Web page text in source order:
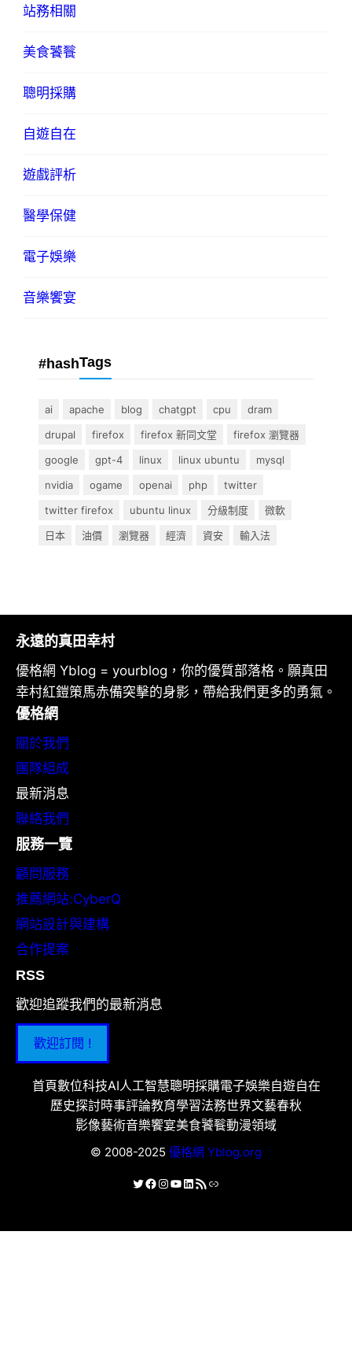
站務相關
美食饕餮
聰明採購
自遊自在
遊戲評析
醫學保健
電子娛樂
音樂饗宴
#hashTags
ai apache blog chatgpt cpu
dram
drupal
firefox firefox 新同文堂
firefox 瀏覽器
google
gpt-4 linux linux ubuntu
mysql
nvidia
ogame openai php
twitter
twitter firefox
ubuntu linux 分級制度
微軟
日本
油價 瀏覽器 經濟 資安 輸入法
永遠的真田幸村
優格網 Yblog = yourblog，你的優質部落格。願真田
幸村紅鎧策馬赤備突擊的身影，帶給我們更多的勇氣。
優格網
關於我們
團隊組成
最新消息
聯絡我們
服務一覽
顧問服務
推薦網站:CyberQ
網站設計與建構
合作提案
RSS
歡迎追蹤我們的最新消息
歡迎訂閱 !
首頁數位科技AI人工智慧聰明採購電子娛樂自遊自在
歷史探討時事評論教育學習法務世界文藝春秋
影像藝術音樂饗宴美食饕餮動漫領域
© 2008-2025 優格網 Yblog.org
X Facebook
Instagram
YouTube
LinkedIn
RSS 資訊提供連結